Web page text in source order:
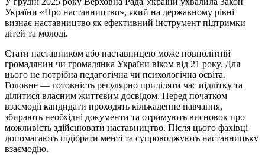
України «Про наставництво», який на державному рівні
визнає наставництво як ефективний інструмент підтримки
дітей та молоді.
Стати наставником або наставницею може повнолітній
громадянин чи громадянка України віком від 21 року. Для
цього не потрібна педагогічна чи психологічна освіта.
Головне — готовність регулярно приділяти час підлітку та
ділитися власним життєвим досвідом. Перед початком
взаємодії кандидати проходять кількаденне навчання,
збирають необхідні документи та отримують висновок про
можливість здійснювати наставництво. Після цього фахівці
допомагають підібрати менті та супроводжують наставницьку
взаємодію.